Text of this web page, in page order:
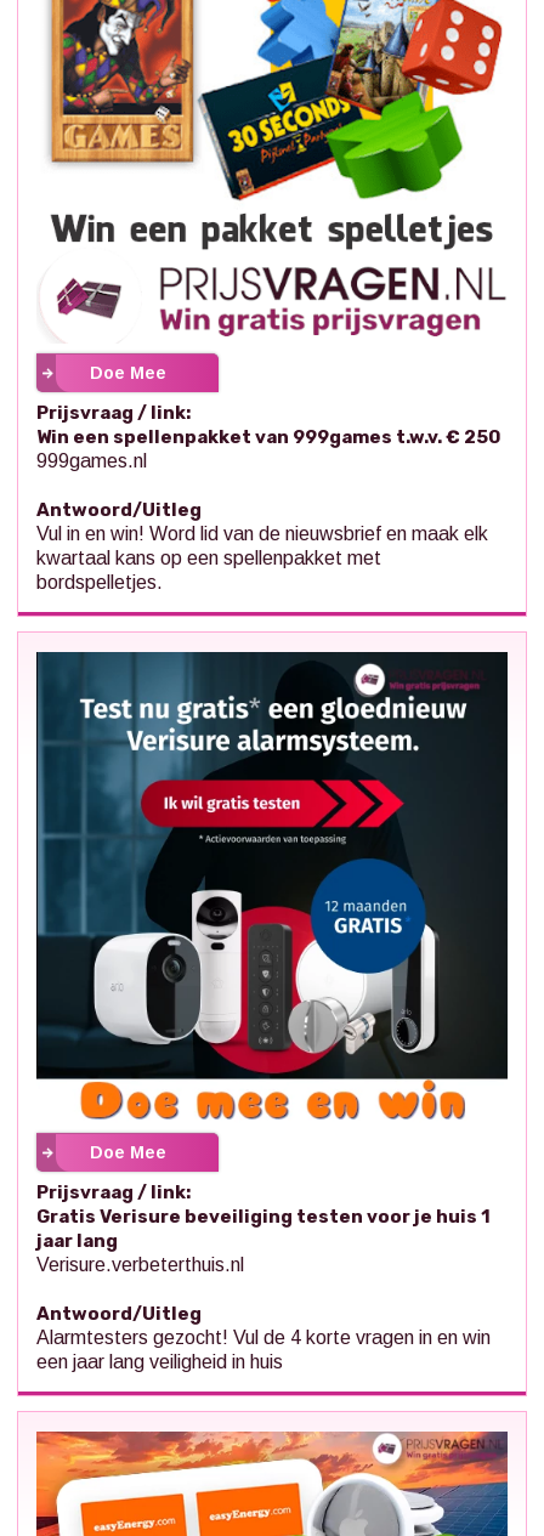
Doe Mee
Prijsvraag / link:
Win een spellenpakket van 999games t.w.v. € 250
999games.nl
Antwoord/Uitleg
Vul in en win! Word lid van de nieuwsbrief en maak elk
kwartaal kans op een spellenpakket met
bordspelletjes.
Doe Mee
Prijsvraag / link:
Gratis Verisure beveiliging testen voor je huis 1
jaar lang
Verisure.verbeterthuis.nl
Antwoord/Uitleg
Alarmtesters gezocht! Vul de 4 korte vragen in en win
een jaar lang veiligheid in huis